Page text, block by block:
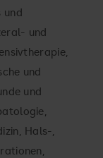
und
und
und
und
Hals-,